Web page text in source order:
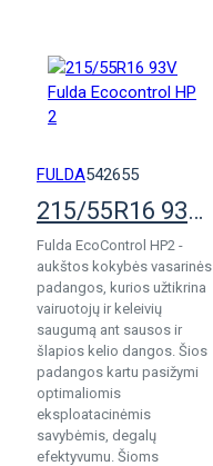
FULDA542655
215/55R16 93V Fulda Ecocontrol HP 2
Fulda EcoControl HP2 -
aukštos kokybės vasarinės
padangos, kurios užtikrina
vairuotojų ir keleivių
saugumą ant sausos ir
šlapios kelio dangos. Šios
padangos kartu pasižymi
optimaliomis
eksploatacinėmis
savybėmis, degalų
efektyvumu. Šioms